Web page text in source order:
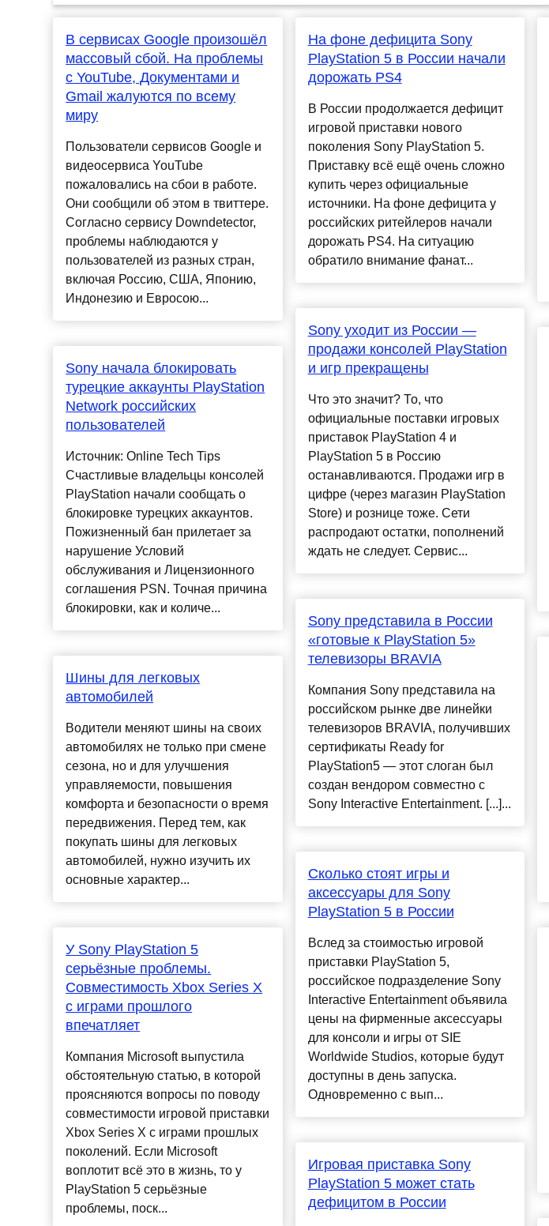
В сервисах Google произошёл
массовый сбой. На проблемы
с YouTube, Документами и
Gmail жалуются по всему
миру
Пользователи сервисов Google и
видеосервиса YouTube
пожаловались на сбои в работе.
Они сообщили об этом в твиттере.
Согласно сервису Downdetector,
проблемы наблюдаются у
пользователей из разных стран,
включая Россию, США, Японию,
Индонезию и Евросою...
Sony начала блокировать
турецкие аккаунты PlayStation
Network российских
пользователей
Источник: Online Tech Tips
Счастливые владельцы консолей
PlayStation начали сообщать о
блокировке турецких аккаунтов.
Пожизненный бан прилетает за
нарушение Условий
обслуживания и Лицензионного
соглашения PSN. Точная причина
блокировки, как и количе...
Шины для легковых
автомобилей
Водители меняют шины на своих
автомобилях не только при смене
сезона, но и для улучшения
управляемости, повышения
комфорта и безопасности о время
передвижения. Перед тем, как
покупать шины для легковых
автомобилей, нужно изучить их
основные характер...
У Sony PlayStation 5
серьёзные проблемы.
Совместимость Xbox Series X
с играми прошлого
впечатляет
Компания Microsoft выпустила
обстоятельную статью, в которой
проясняются вопросы по поводу
совместимости игровой приставки
Xbox Series X с играми прошлых
поколений. Если Microsoft
воплотит всё это в жизнь, то у
PlayStation 5 серьёзные
проблемы, поск...
На фоне дефицита Sony
PlayStation 5 в России начали
дорожать PS4
В России продолжается дефицит
игровой приставки нового
поколения Sony PlayStation 5.
Приставку всё ещё очень сложно
купить через официальные
источники. На фоне дефицита у
российских ритейлеров начали
дорожать PS4. На ситуацию
обратило внимание фанат...
Sony уходит из России —
продажи консолей PlayStation
и игр прекращены
Что это значит? То, что
официальные поставки игровых
приставок PlayStation 4 и
PlayStation 5 в Россию
останавливаются. Продажи игр в
цифре (через магазин PlayStation
Store) и рознице тоже. Сети
распродают остатки, пополнений
ждать не следует. Сервис...
Sony представила в России
«готовые к PlayStation 5»
телевизоры BRAVIA
Компания Sony представила на
российском рынке две линейки
телевизоров BRAVIA, получивших
сертификаты Ready for
PlayStation5 — этот слоган был
создан вендором совместно с
Sony Interactive Entertainment. [...]...
Сколько стоят игры и
аксессуары для Sony
PlayStation 5 в России
Вслед за стоимостью игровой
приставки PlayStation 5,
российское подразделение Sony
Interactive Entertainment объявила
цены на фирменные аксессуары
для консоли и игры от SIE
Worldwide Studios, которые будут
доступны в день запуска.
Одновременно с вып...
Игровая приставка Sony
PlayStation 5 может стать
дефицитом в России